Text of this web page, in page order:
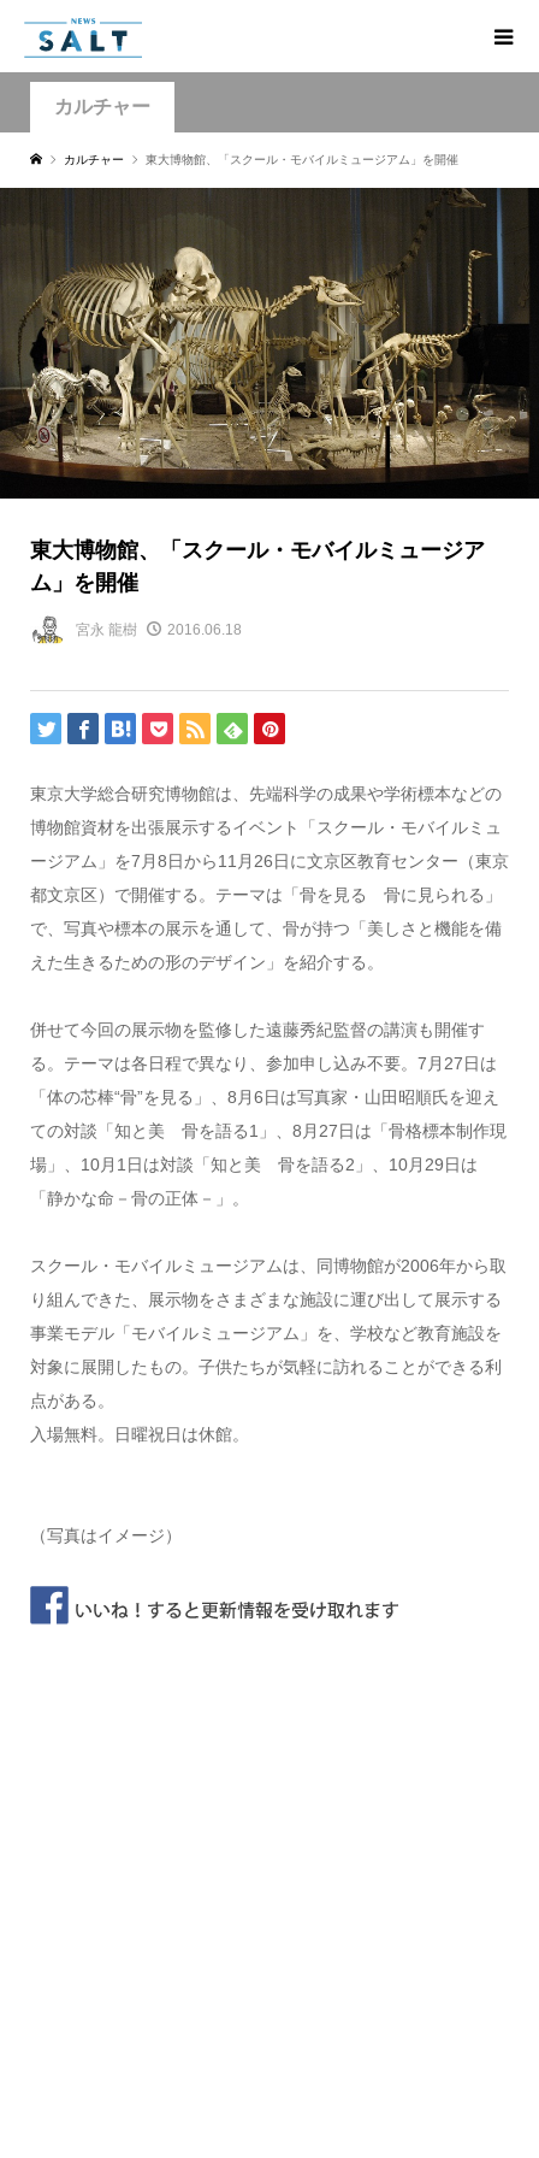
カルチャー
カルチャー 東大博物館、「スクール・モバイルミュージアム」を開催
東大博物館、「スクール・モバイルミュージア
ム」を開催
宮永 龍樹 2016.06.18
東京大学総合研究博物館は、先端科学の成果や学術標本などの
博物館資材を出張展示するイベント「スクール・モバイルミュ
ージアム」を7月8日から11月26日に文京区教育センター（東京
都文京区）で開催する。テーマは「骨を見る 骨に見られる」
で、写真や標本の展示を通して、骨が持つ「美しさと機能を備
えた生きるための形のデザイン」を紹介する。
併せて今回の展示物を監修した遠藤秀紀監督の講演も開催す
る。テーマは各日程で異なり、参加申し込み不要。7月27日は
「体の芯棒“骨”を見る」、8月6日は写真家・山田昭順氏を迎え
ての対談「知と美 骨を語る1」、8月27日は「骨格標本制作現
場」、10月1日は対談「知と美 骨を語る2」、10月29日は
「静かな命－骨の正体－」。
スクール・モバイルミュージアムは、同博物館が2006年から取
り組んできた、展示物をさまざまな施設に運び出して展示する
事業モデル「モバイルミュージアム」を、学校など教育施設を
対象に展開したもの。子供たちが気軽に訪れることができる利
点がある。
入場無料。日曜祝日は休館。
（写真はイメージ）